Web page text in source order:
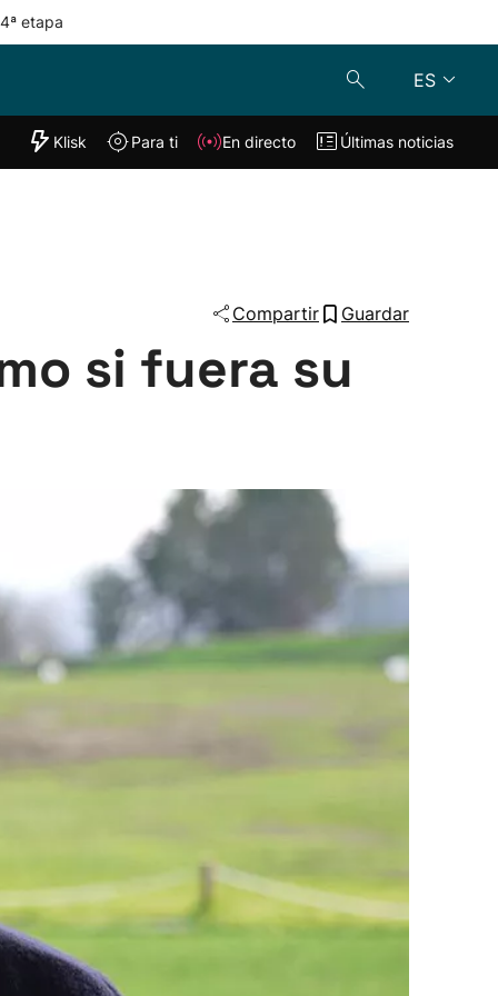
etapa
ES
"Helmuga"
Klisk En directo
Klisk Para ti En directo Últimas noticias
Compartir Guardar
si fuera su